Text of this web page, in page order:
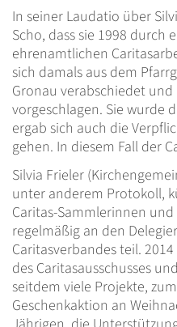
In seiner Laudatio über
Scho, dass sie 1998 durch
ehrenamtlichen
sich damals aus dem
Gronau verabschiedet und
vorgeschlagen. Sie wurde
ergab sich auch die
gehen. In diesem Fall der
Silvia Frieler
unter anderem Protokoll,
Caritas-Sammlerinnen
regelmäßig an den
Caritasverbandes teil.
des Caritasausschusses
seitdem viele Projekte,
Geschenkaktion an